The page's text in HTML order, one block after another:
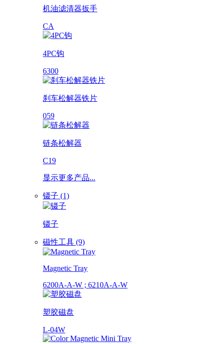
机油滤清器扳手
CA
4PC钩
6300
刹车松解器铁片
059
链条松解器
C19
显示更多产品...
镊子 (1)
镊子
磁性工具 (9)
Magnetic Tray
6200A-A-W ; 6210A-A-W
塑胶磁盘
L-04W